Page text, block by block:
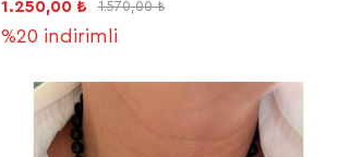
1.250,00 ₺ 1.570,00 ₺
%20 indirimli